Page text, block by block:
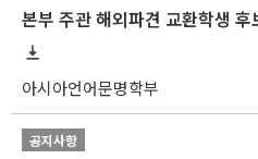
본부 주관 해외파견 교환학생 후
아시아언어문명학부
공지사항